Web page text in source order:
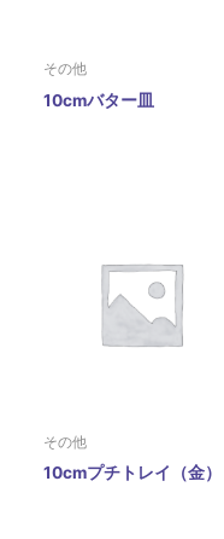
その他
10cmバター皿
その他
10cmプチトレイ（金）